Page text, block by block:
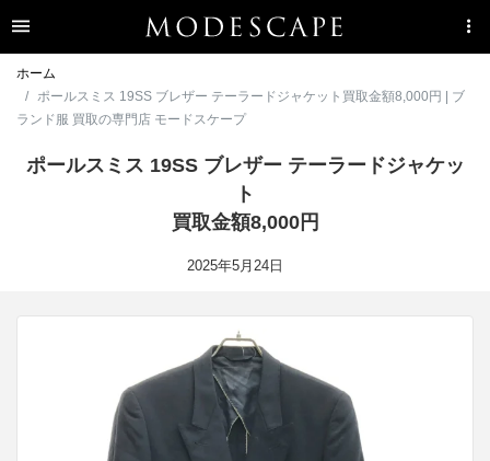
ホーム
ポールスミス 19SS ブレザー テーラードジャケット買取金額8,000円 | ブ
ランド服 買取の専門店 モードスケープ
ポールスミス 19SS ブレザー テーラードジャケッ
ト
買取金額8,000円
2025年5月24日